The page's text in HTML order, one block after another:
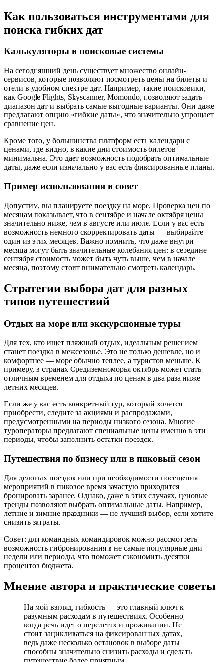
Как пользоваться инструментами для
поиска гибких дат
Калькуляторы и поисковые системы
На сегодняшний день существует множество онлайн-
сервисов, которые позволяют посмотреть цены на билеты и
отели в удобном спектре дат. Например, такие поисковики,
как Google Flights, Skyscanner, Momondo, позволяют задать
диапазон дат и выбрать самые выгодные варианты. Они даже
предлагают опцию «гибкие даты», что значительно упрощает
сравнение цен.
Кроме того, у большинства платформ есть календари с
ценами, где видно, в какие дни стоимость билетов
минимальна. Это дает возможность подобрать оптимальные
даты, даже если изначально у вас есть фиксированные планы.
Пример использования и совет
Допустим, вы планируете поездку на море. Проверка цен по
месяцам показывает, что в сентябре и начале октября цены
значительно ниже, чем в августе или июле. Если у вас есть
возможность немного скорректировать даты — выбирайте
один из этих месяцев. Важно помнить, что даже внутри
месяца могут быть значительные колебания цен: в середине
сентября стоимость может быть чуть выше, чем в начале
месяца, поэтому стоит внимательно смотреть календарь.
Стратегии выбора дат для разных
типов путешествий
Отдых на море или экскурсионные туры
Для тех, кто ищет пляжный отдых, идеальным решением
станет поездка в межсезонье. Это не только дешевле, но и
комфортнее — море обычно теплее, а туристов меньше. К
примеру, в странах Средиземноморья октябрь может стать
отличным временем для отдыха по ценам в два раза ниже
летних месяцев.
Если же у вас есть конкретный тур, который хочется
приобрести, следите за акциями и распродажами,
предусмотренными на периоды низкого сезона. Многие
туроператоры предлагают специальные цены именно в эти
периоды, чтобы заполнить остатки поездок.
Путешествия по бизнесу или в пиковый сезон
Для деловых поездок или при необходимости посещения
мероприятий в пиковое время зачастую приходится
бронировать заранее. Однако, даже в этих случаях, ценовые
тренды позволяют выбрать оптимальные даты. Например,
летние и зимние праздники — не лучший выбор, если хотите
снизить затраты.
Совет: для командных командировок можно рассмотреть
возможность гибронирования в не самые популярные дни
недели или периоды, что поможет сэкономить десятки
процентов бюджета.
Мнение автора и практические советы
На мой взгляд, гибкость — это главный ключ к
разумным расходам в путешествиях. Особенно,
когда речь идет о перелетах и проживании. Не
стоит зацикливаться на фиксированных датах,
ведь даже несколько остановок в выборе даты
способны значительно снизить расходы и сделать